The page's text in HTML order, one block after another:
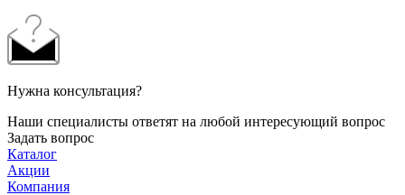
Нужна консультация?
Наши специалисты ответят на любой интересующий вопрос
Задать вопрос
Каталог
Акции
Компания